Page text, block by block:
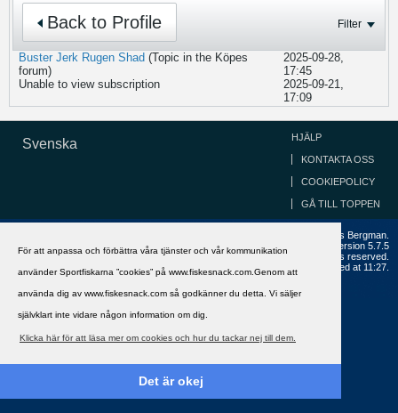
För att anpassa och förbättra våra tjänster och vår kommunikation
använder Sportfiskarna ”cookies” på www.fiskesnack.com.Genom att
använda dig av www.fiskesnack.com så godkänner du detta. Vi säljer
självklart inte vidare någon information om dig.
Klicka här för att läsa mer om cookies och hur du tackar nej till dem.
Det är okej
Back to Profile Filter
Buster Jerk Rugen Shad (Topic in the Köpes
forum)
2025-09-28,
17:45
Unable to view subscription
2025-09-21,
17:09
Svenska HJÄLP
KONTAKTA OSS
COOKIEPOLICY
GÅ TILL TOPPEN
Copyright ©2002 - 2021, FiskeSnack.com. Grundad 2002 av Anders Bergman.
Powered by
Version 5.7.5
Copyright © 2026 MH Sub I, LLC dba vBulletin. All rights reserved.
All times are GMT+1. This page was generated at 11:27.